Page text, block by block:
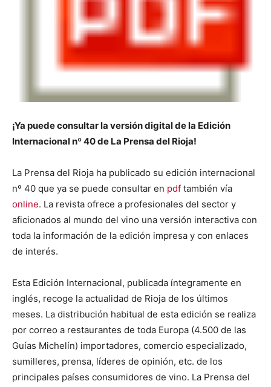
¡Ya puede consultar la versión digital de la Edición
Internacional nº 40 de La Prensa del Rioja!
La Prensa del Rioja ha publicado su edición internacional
nº 40 que ya se puede consultar en pdf también vía
online. La revista ofrece a profesionales del sector y
aficionados al mundo del vino una versión interactiva con
toda la información de la edición impresa y con enlaces
de interés.
Esta Edición Internacional, publicada íntegramente en
inglés, recoge la actualidad de Rioja de los últimos
meses. La distribución habitual de esta edición se realiza
por correo a restaurantes de toda Europa (4.500 de las
Guías Michelín) importadores, comercio especializado,
sumilleres, prensa, líderes de opinión, etc. de los
principales países consumidores de vino. La Prensa del